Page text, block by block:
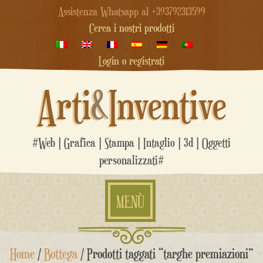
Assistenza Whatsapp al +393792313599
Cerca i nostri prodotti
Login o registrati
Arti&Inventive
#Web | Grafica | Stampa | Intaglio | 3d | Oggetti
personalizzati#
MENÙ
Salta
Home/Bottega/ Prodotti taggati “targhe premiazioni”